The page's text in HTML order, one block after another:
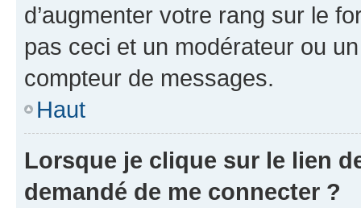
d’augmenter votre rang sur le
pas ceci et un modérateur ou
compteur de messages.
Haut
Lorsque je clique sur le lien
demandé de me connecter ?